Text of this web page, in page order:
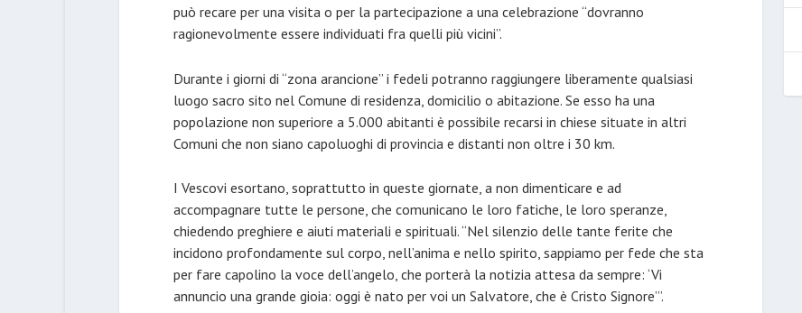
può recare per una visita o per la partecipazione a una celebrazione “dovranno
ragionevolmente essere individuati fra quelli più vicini”.
Durante i giorni di “zona arancione” i fedeli potranno raggiungere liberamente qualsiasi
luogo sacro sito nel Comune di residenza, domicilio o abitazione. Se esso ha una
popolazione non superiore a 5.000 abitanti è possibile recarsi in chiese situate in altri
Comuni che non siano capoluoghi di provincia e distanti non oltre i 30 km.
I Vescovi esortano, soprattutto in queste giornate, a non dimenticare e ad
accompagnare tutte le persone, che comunicano le loro fatiche, le loro speranze,
chiedendo preghiere e aiuti materiali e spirituali. “Nel silenzio delle tante ferite che
incidono profondamente sul corpo, nell’anima e nello spirito, sappiamo per fede che sta
per fare capolino la voce dell’angelo, che porterà la notizia attesa da sempre: ‘Vi
annuncio una grande gioia: oggi è nato per voi un Salvatore, che è Cristo Signore’”.